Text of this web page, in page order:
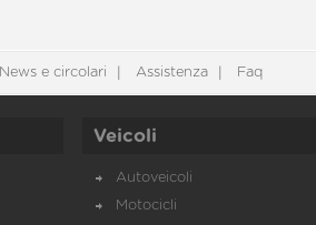
News e circolari Assistenza Faq
Veicoli
Autoveicoli
Motocicli